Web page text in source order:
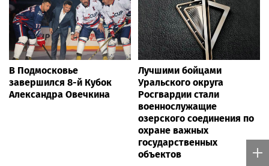
В Подмосковье
завершился 8-й Кубок
Александра Овечкина
Лучшими бойцами
Уральского округа
Росгвардии стали
военнослужащие
озерского соединения по
охране важных
государственных
объектов